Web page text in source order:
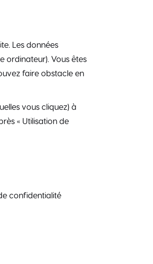
Les données
ordinateur). Vous êtes
faire obstacle en
vous cliquez) à
« Utilisation de
confidentialité